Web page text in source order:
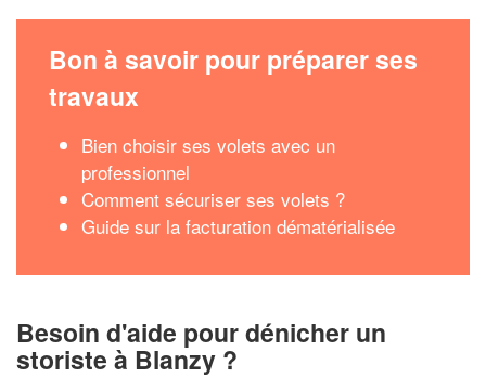
Bon à savoir pour préparer ses
travaux
Bien choisir ses volets avec un
professionnel
Comment sécuriser ses volets ?
Guide sur la facturation dématérialisée
Besoin d'aide pour dénicher un
storiste à Blanzy ?